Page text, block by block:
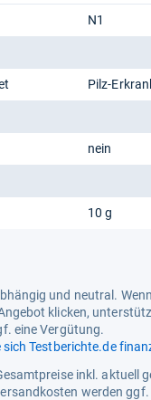
N1
Pilz-
nein
10 g
und neutral.
klicken,
eine Vergütung.
sich Testberichte.de
inkl. aktuell
werden